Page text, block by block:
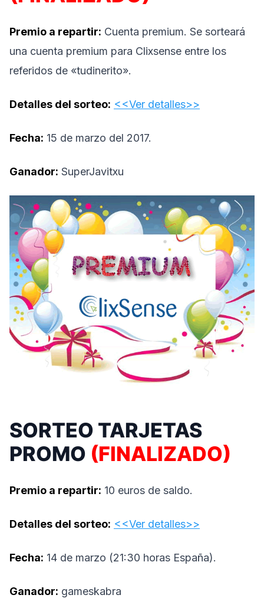
Premio a repartir: Cuenta premium. Se sorteará
una cuenta premium para Clixsense entre los
referidos de «tudinerito».
Detalles del sorteo: <<Ver detalles>>
Fecha: 15 de marzo del 2017.
Ganador: SuperJavitxu
SORTEO TARJETAS
PROMO (FINALIZADO)
Premio a repartir: 10 euros de saldo.
Detalles del sorteo: <<Ver detalles>>
Fecha: 14 de marzo (21:30 horas España).
Ganador: gameskabra